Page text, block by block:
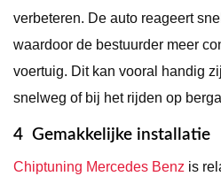
verbeteren. De auto reageert
waardoor de bestuurder meer
voertuig. Dit kan vooral handig
snelweg of bij het rijden op
4 Gemakkelijke installatie
Chiptuning Mercedes Benz is